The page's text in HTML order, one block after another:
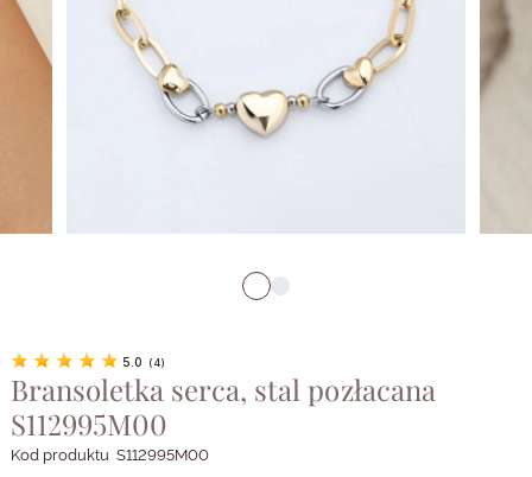
5.0 ( 4)
Bransoletka serca, stal pozłacana
S112995M00
Kod produktu S112995M00